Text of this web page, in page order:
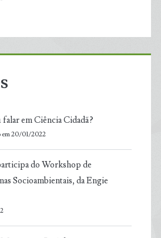
falar em Ciência Cidadã?
20/01/2022
do Workshop de
Socioambientais, da Engie